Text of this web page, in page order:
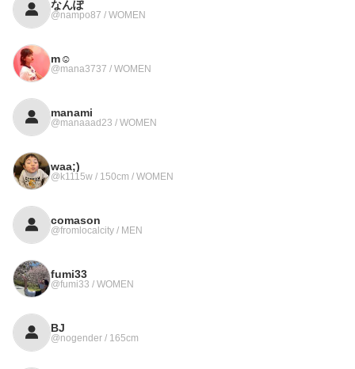
なんぽ
@nampo87 / WOMEN
m☺︎
@mana3737 / WOMEN
manami
@manaaad23 / WOMEN
waa;)
@k1115w / 150cm / WOMEN
comason
@fromlocalcity / MEN
fumi33
@fumi33 / WOMEN
BJ
@nogender / 165cm